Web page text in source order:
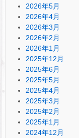
2026年5月
2026年4月
2026年3月
2026年2月
2026年1月
2025年12月
2025年6月
2025年5月
2025年4月
2025年3月
2025年2月
2025年1月
2024年12月